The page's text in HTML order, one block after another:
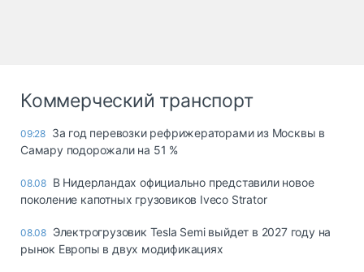
Коммерческий транспорт
09:28 За год перевозки рефрижераторами из Москвы в
Самару подорожали на 51 %
08.08 В Нидерландах официально представили новое
поколение капотных грузовиков Iveco Strator
08.08 Электрогрузовик Tesla Semi выйдет в 2027 году на
рынок Европы в двух модификациях